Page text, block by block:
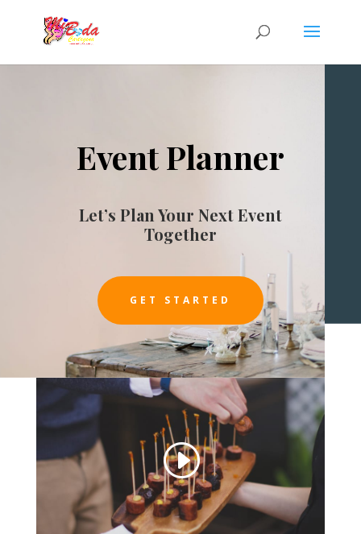
Event Planner
Let’s Plan Your Next Event
Together
GET STARTED